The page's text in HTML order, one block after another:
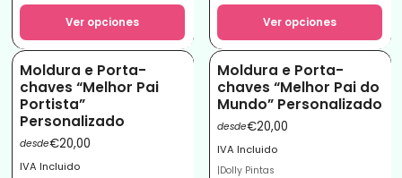
Ver opciones Ver opciones
Moldura e Porta-
chaves “Melhor Pai
Portista”
Personalizado
desde€20,00
IVA Incluido
Moldura e Porta-
chaves “Melhor Pai do
Mundo” Personalizado
desde€20,00
IVA Incluido
|Dolly Pintas